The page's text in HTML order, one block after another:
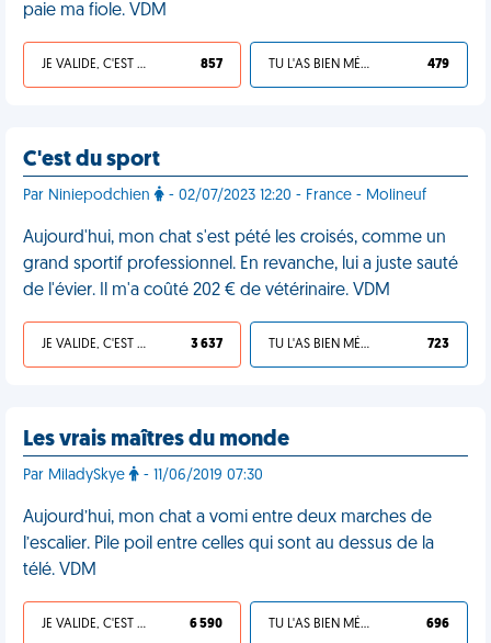
paie ma fiole. VDM
JE VALIDE, C'EST UNE VDM 857 TU L'AS BIEN MÉRITÉ 479
C'est du sport
Par Niniepodchien - 02/07/2023 12:20 - France - Molineuf
Aujourd'hui, mon chat s'est pété les croisés, comme un
grand sportif professionnel. En revanche, lui a juste sauté
de l'évier. Il m'a coûté 202 € de vétérinaire. VDM
JE VALIDE, C'EST UNE VDM 3 637 TU L'AS BIEN MÉRITÉ 723
Les vrais maîtres du monde
Par MiladySkye - 11/06/2019 07:30
Aujourd’hui, mon chat a vomi entre deux marches de
l’escalier. Pile poil entre celles qui sont au dessus de la
télé. VDM
JE VALIDE, C'EST UNE VDM 6 590 TU L'AS BIEN MÉRITÉ 696